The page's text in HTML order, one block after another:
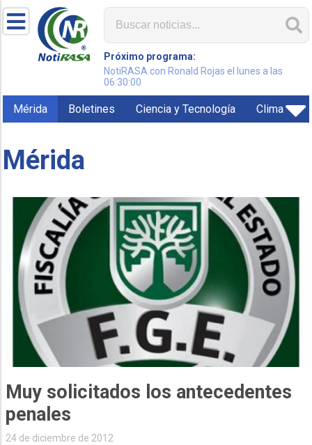
Próximo programa:
NotiRASA con Ronald Rojas el lunes a las
06:30:00
Mérida Boletines Ciencia y Tecnología Clima
Mérida
Muy solicitados los antecedentes
penales
24 de diciembre de 2012